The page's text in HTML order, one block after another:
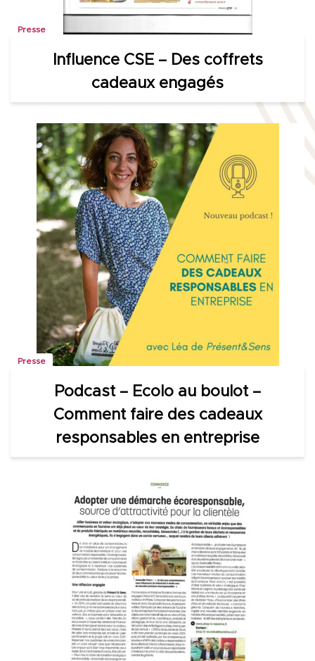
Presse
Influence CSE – Des coffrets
cadeaux engagés
Presse
Podcast – Ecolo au boulot –
Comment faire des cadeaux
responsables en entreprise